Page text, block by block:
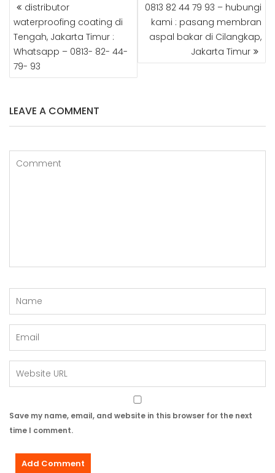
e
b
o
o
k
e
r e
r
r
e
e
dI
bl
r
NAVIGATION
distributor
waterproofing coating di
Tengah, Jakarta Timur :
Whatsapp – 0813- 82- 44-
79- 93
0813 82 44 79 93 – hubungi
kami : pasang membran
aspal bakar di Cilangkap,
Jakarta Timur
LEAVE A COMMENT
Save my name, email, and website in this browser for the next
time I comment.